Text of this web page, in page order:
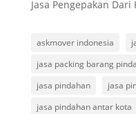
Jasa Pengepakan
askmover indonesia
jasa packing barang
jasa pindahan
jasa
jasa pindahan antar kota